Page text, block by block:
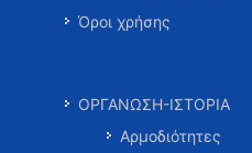
Όροι χρήσης
ΟΡΓΑΝΩΣΗ-ΙΣΤΟΡΙΑ
Αρμοδιότητες